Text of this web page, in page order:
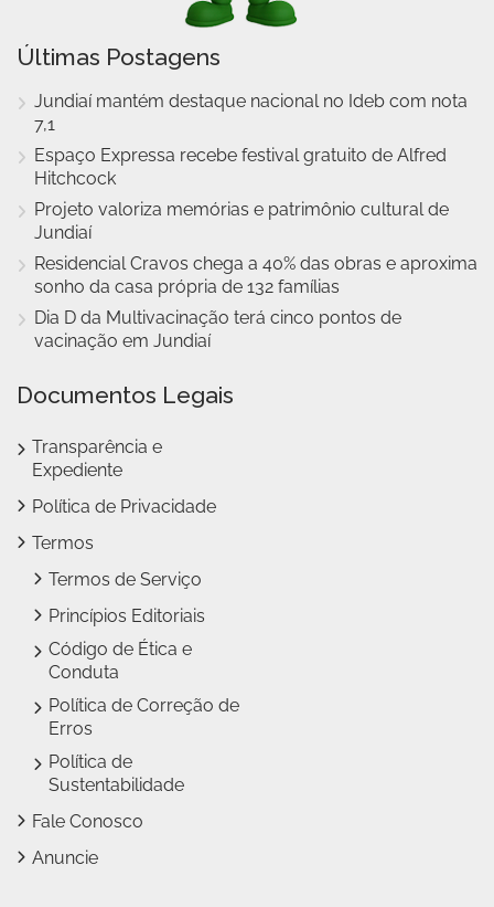
Últimas Postagens
Jundiaí mantém destaque nacional no Ideb com nota
7,1
Espaço Expressa recebe festival gratuito de Alfred
Hitchcock
Projeto valoriza memórias e patrimônio cultural de
Jundiaí
Residencial Cravos chega a 40% das obras e aproxima
sonho da casa própria de 132 famílias
Dia D da Multivacinação terá cinco pontos de
vacinação em Jundiaí
Documentos Legais
Transparência e
Expediente
Política de Privacidade
Termos
Termos de Serviço
Princípios Editoriais
Código de Ética e
Conduta
Política de Correção de
Erros
Política de
Sustentabilidade
Fale Conosco
Anuncie